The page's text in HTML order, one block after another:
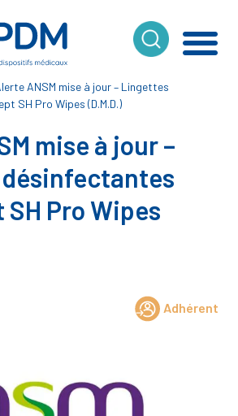
ANSM mise à jour – Lingettes
SH Pro Wipes (D.M.D.)
mise à jour –
Pro Wipes
Adhérent